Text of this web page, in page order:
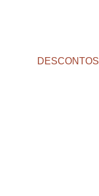
DESCONTOS